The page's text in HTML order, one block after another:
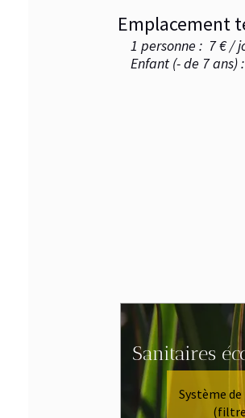
Emplacement
1 personne : 7 € / jour
Enfant (- de 7 ans) : 4 €
Sanitaires
Système de
(filtre à sable